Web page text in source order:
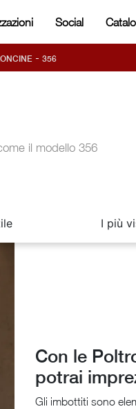
Social
- 356
il modello 356
I più
Con le
potrai
Gli imbottiti sono